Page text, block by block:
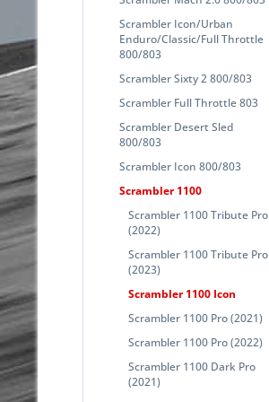
Scrambler Icon/Urban
Enduro/Classic/Full Throttle
800/803
Scrambler Sixty 2 800/803
Scrambler Full Throttle 803
Scrambler Desert Sled
800/803
Scrambler Icon 800/803
Scrambler 1100
Scrambler 1100 Tribute Pro
(2022)
Scrambler 1100 Tribute Pro
(2023)
Scrambler 1100 Icon
Scrambler 1100 Pro (2021)
Scrambler 1100 Pro (2022)
Scrambler 1100 Dark Pro
(2021)